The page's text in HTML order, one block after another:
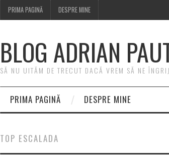
PRIMA PAGINĂ DESPRE MINE
BLOG ADRIAN
SĂ NU UITĂM DE TRECUT DACĂ VREM SĂ NE
PRIMA PAGINĂ DESPRE MINE
TOP ESCALADA